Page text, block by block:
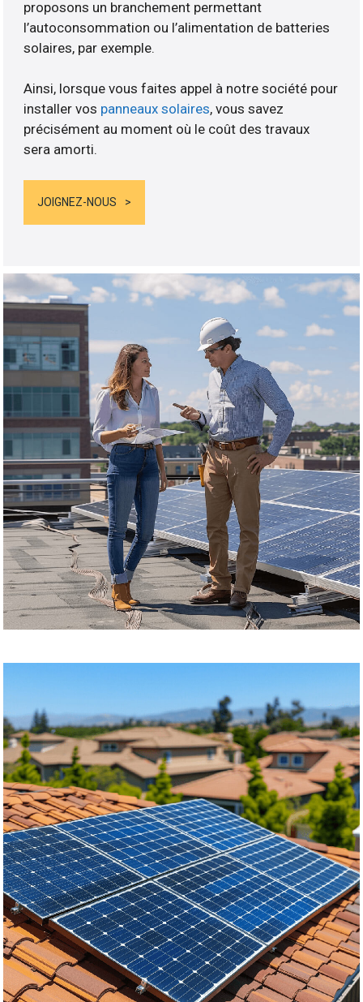
proposons un branchement permettant
l’autoconsommation ou l’alimentation de batteries
solaires, par exemple.
Ainsi, lorsque vous faites appel à notre société pour
installer vos panneaux solaires, vous savez
précisément au moment où le coût des travaux
sera amorti.
JOIGNEZ-NOUS